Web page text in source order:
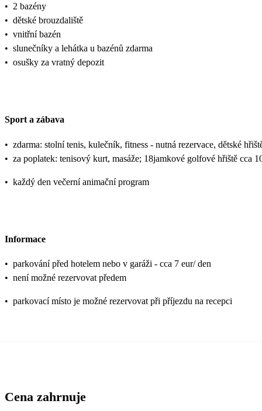
• 2 bazény
• dětské brouzdaliště
• vnitřní bazén
• slunečníky a lehátka u bazénů zdarma
• osušky za vratný depozit
Sport a zábava
• zdarma: stolní tenis, kulečník, fitness - nutná rezervace, dětské
• za poplatek: tenisový kurt, masáže; 18jamkové golfové hřiště cca
• každý den večerní animační program
Informace
• parkování před hotelem nebo v garáži - cca 7 eur/ den
• není možné rezervovat předem
• parkovací místo je možné rezervovat při příjezdu na recepci
Cena zahrnuje